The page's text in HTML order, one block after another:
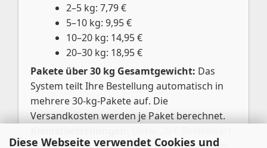
Diese Webseite verwendet Cookies und
2–5 kg: 7,79 €
5–10 kg: 9,95 €
10–20 kg: 14,95 €
20–30 kg: 18,95 €
Pakete über 30 kg Gesamtgewicht: Das
System teilt Ihre Bestellung automatisch in
mehrere 30-kg-Pakete auf. Die
Versandkosten werden je Paket berechnet.